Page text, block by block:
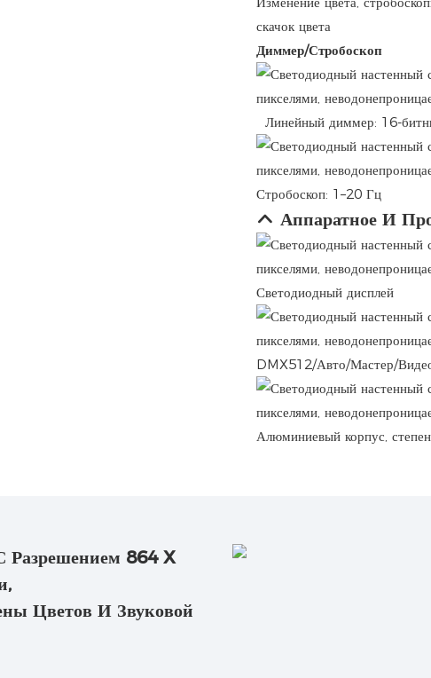
скачок цвета
Диммер/Стробоскоп
Линейный диммер: 16-
Стробоскоп: 1–20 Гц
Аппаратное И
Светодиодный дисплей
DMX512/Авто/Мастер/
Алюминиевый корпус,